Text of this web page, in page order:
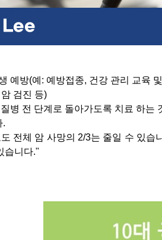
예방(예: 예방접종, 건강 관리 교육
검진 등)
병 전 단계로 돌아가도록 치료 하는
.
전체 암 사망의 2/3는 줄일 수 있
습니다."